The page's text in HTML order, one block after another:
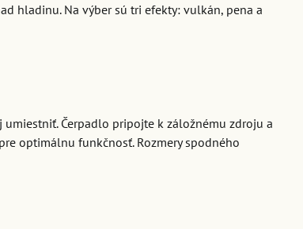
hladinu. Na výber sú tri efekty: vulkán, pena a
Čerpadlo pripojte k záložnému zdroju a
optimálnu funkčnosť. Rozmery spodného